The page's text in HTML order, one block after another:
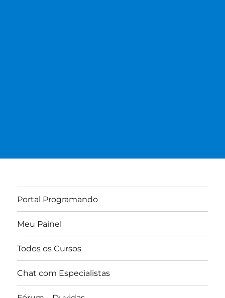
Portal Programando
Meu Painel
Todos os Cursos
Chat com Especialistas